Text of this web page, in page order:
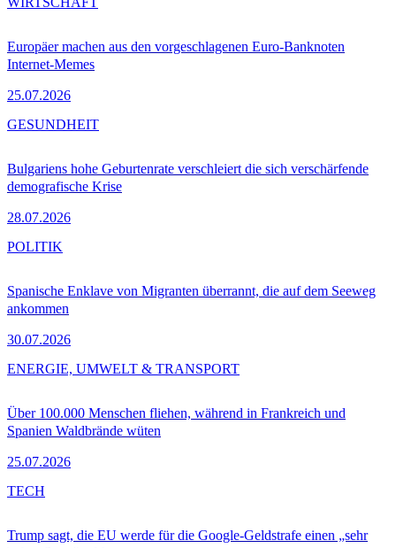
Europäer machen aus den vorgeschlagenen Euro-Banknoten
Internet-Memes
25.07.2026
Bulgariens hohe Geburtenrate verschleiert die sich verschärfende
demografische Krise
28.07.2026
GESUNDHEIT
Spanische Enklave von Migranten überrannt, die auf dem Seeweg
ankommen
30.07.2026
POLITIK
Über 100.000 Menschen fliehen, während in Frankreich und
Spanien Waldbrände wüten
25.07.2026
ENERGIE, UMWELT & TRANSPORT
Trump sagt, die EU werde für die Google-Geldstrafe einen „sehr
TECH